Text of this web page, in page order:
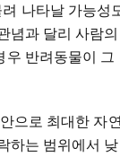
나타날 가능성
념과 달리 사람
반려동물이
으로 최대한 자
하는 범위에서